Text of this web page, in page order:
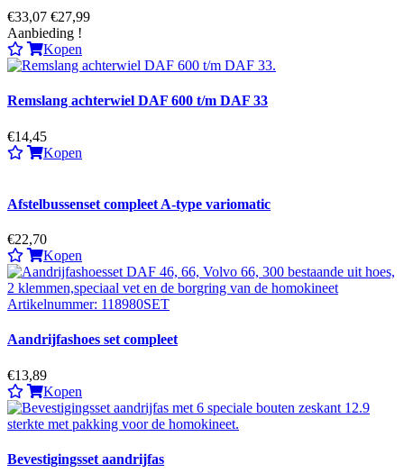
€33,07 €27,99
Aanbieding !
Kopen
Remslang achterwiel DAF 600 t/m DAF 33
€14,45
Kopen
Afstelbussenset compleet A-type variomatic
€22,70
Kopen
Aandrijfashoes set compleet
€13,89
Kopen
Bevestigingsset aandrijfas